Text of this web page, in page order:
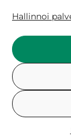
Hallinnoi